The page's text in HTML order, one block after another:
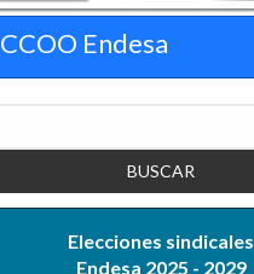
CCOO Endesa
Elecciones sindicales
Endesa 2025 - 2029